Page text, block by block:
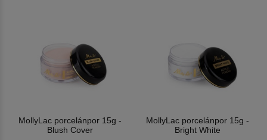
MollyLac porcelánpor 15g -
Blush Cover
MollyLac porcelánpor 15g -
Bright White